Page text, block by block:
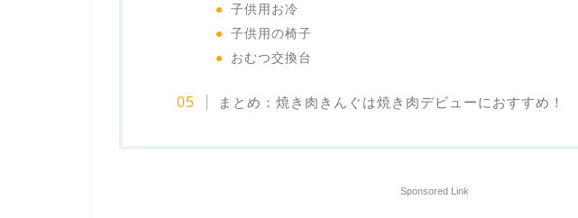
子供用お冷
子供用の椅子
おむつ交換台
まとめ：焼き肉きんぐは焼き肉デビューにおすすめ！
Sponsored Link